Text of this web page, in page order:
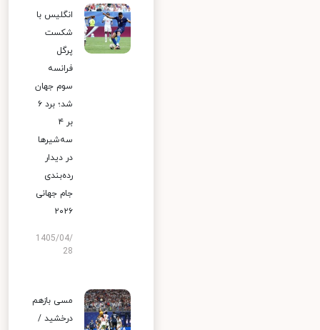
انگلیس با
شکست
پرگل
فرانسه
سوم جهان
شد؛ برد ۶
بر ۴
سه‌شیرها
در دیدار
رده‌بندی
جام جهانی
۲۰۲۶
1405/04/
28
مسی بازهم
درخشید /